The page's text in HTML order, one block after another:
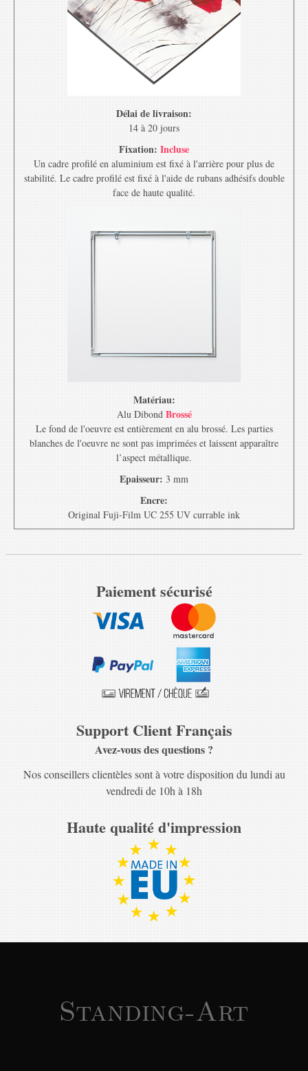
Délai de livraison:
14 à 20 jours
Fixation: Incluse
Un cadre profilé en aluminium est fixé à l'arrière pour plus de
stabilité. Le cadre profilé est fixé à l'aide de rubans adhésifs double
face de haute qualité.
Matériau:
Alu Dibond Brossé
Le fond de l'oeuvre est entièrement en alu brossé. Les parties
blanches de l'oeuvre ne sont pas imprimées et laissent apparaître
l’aspect métallique.
Epaisseur: 3 mm
Encre:
Original Fuji-Film UC 255 UV currable ink
Paiement sécurisé
Support Client Français
Avez-vous des questions ?
Nos conseillers clientèles sont à votre disposition du lundi au
vendredi de 10h à 18h
Haute qualité d'impression
Standing-Art